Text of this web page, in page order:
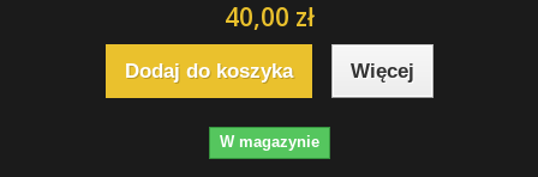
40,00 zł
Dodaj do koszyka Więcej
W magazynie